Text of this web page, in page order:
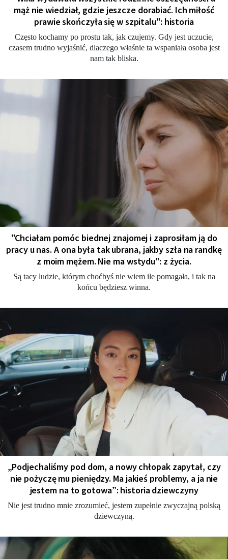
mąż nie wiedział, gdzie jeszcze dorabiać. Ich miłość
prawie skończyła się w szpitalu": historia
Często kochamy po prostu tak, jak czujemy. Gdy jest uczucie,
czasem trudno wyjaśnić, dlaczego właśnie ta wspaniała osoba jest
nam tak bliska.
"Chciałam pomóc biednej znajomej i zaprosiłam ją do
pracy u nas. A ona była tak ubrana, jakby szła na randkę
z moim mężem. Nie ma wstydu": z życia.
Są tacy ludzie, którym choćbyś nie wiem ile pomagała, i tak na
końcu będziesz winna.
„Podjechaliśmy pod dom, a nowy chłopak zapytał, czy
nie pożyczę mu pieniędzy. Ma jakieś problemy, a ja nie
jestem na to gotowa”: historia dziewczyny
Nie jest trudno mnie zrozumieć, jestem zupełnie zwyczajną polską
dziewczyną.